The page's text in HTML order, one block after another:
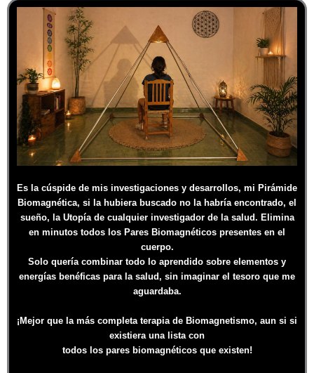
Es la cúspide de mis investigaciones y desarrollos, mi Pirámide
Biomagnética, si la hubiera buscado no la habría encontrado, el
sueño, la Utopía de cualquier investigador de la salud. Elimina
en minutos todos los Pares Biomagnéticos presentes en el
cuerpo.
Solo quería combinar todo lo aprendido sobre elementos y
energías benéficas para la salud, sin imaginar el tesoro que me
aguardaba.
¡Mejor que la más completa terapia de Biomagnetismo, aun si si
existiera una lista con
todos los pares biomagnéticos que existen!